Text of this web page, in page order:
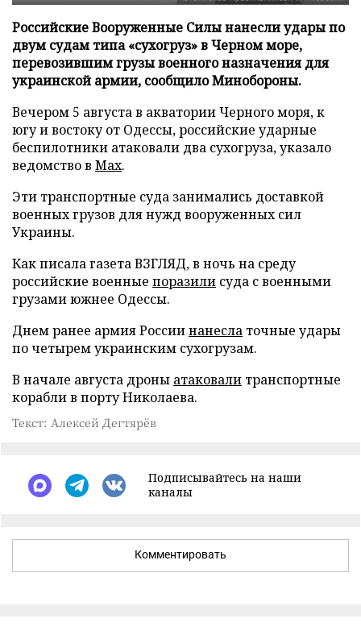
Российские Вооруженные Силы нанесли удары по
двум судам типа «сухогруз» в Черном море,
перевозившим грузы военного назначения для
украинской армии, сообщило Минобороны.
Вечером 5 августа в акватории Черного моря, к
югу и востоку от Одессы, российские ударные
беспилотники атаковали два сухогруза, указало
ведомство в Max.
Эти транспортные суда занимались доставкой
военных грузов для нужд вооруженных сил
Украины.
Как писала газета ВЗГЛЯД, в ночь на среду
российские военные поразили суда с военными
грузами южнее Одессы.
Днем ранее армия Россиинанесла точные удары
по четырем украинским сухогрузам.
В начале августа дроны атаковали транспортные
корабли в порту Николаева.
Текст: Алексей Дегтярёв
Подписывайтесь на наши
каналы
Комментировать